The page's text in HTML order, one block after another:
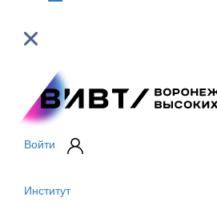
Войти
Институт